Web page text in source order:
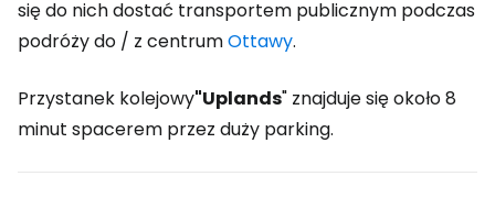
się do nich dostać transportem publicznym podczas
podróży do / z centrumOttawy.
Przystanek kolejowy"Uplands" znajduje się około 8
minut spacerem przez duży parking.